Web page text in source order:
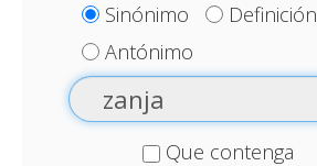
Sinónimo
Definición
Antónimo
Que contenga